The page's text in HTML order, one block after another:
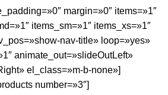
margin=»0″ items=»1″
items_sm=»1″ items_xs=»1″
nav-title» loop=»yes»
animate_out=»slideOutLeft»
el_class=»m-b-none»]
number=»3″]